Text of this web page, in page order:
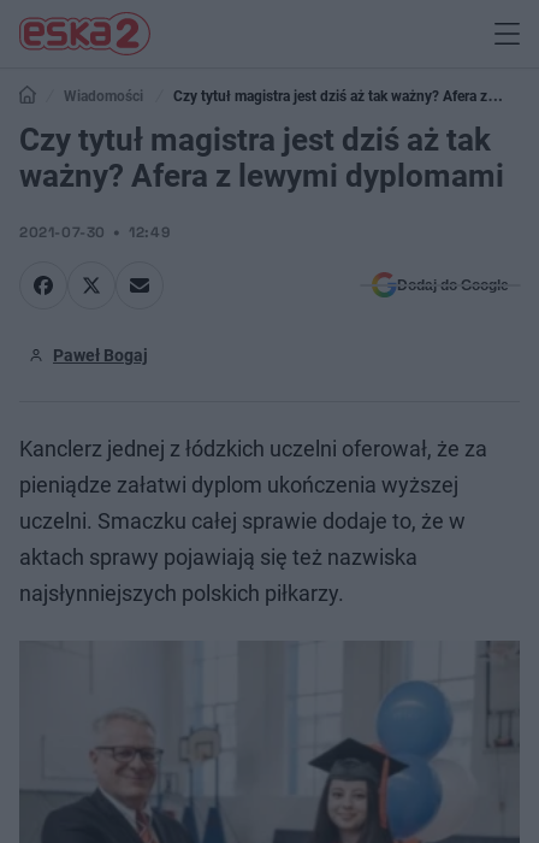
Wiadomości
Czy tytuł magistra jest dziś aż tak ważny? Afera z
lewymi dyplomami
Czy tytuł magistra jest dziś aż tak
ważny? Afera z lewymi dyplomami
2021-07-30 12:49
Dodaj do Google
Paweł Bogaj
Kanclerz jednej z łódzkich uczelni oferował, że za
pieniądze załatwi dyplom ukończenia wyższej
uczelni. Smaczku całej sprawie dodaje to, że w
aktach sprawy pojawiają się też nazwiska
najsłynniejszych polskich piłkarzy.